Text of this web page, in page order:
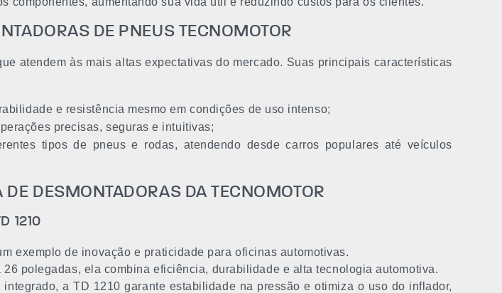
DE PNEUS TECNOMOTOR
atendem às mais altas expectativas do mercado. Suas principais características
e resistência mesmo em condições de uso intenso;
precisas, seguras e intuitivas;
tipos de pneus e rodas, atendendo desde carros populares até veículos
DESMONTADORAS DA TECNOMOTOR
1210
exemplo de inovação e praticidade para oficinas automotivas.
polegadas, ela combina eficiência, durabilidade e alta tecnologia automotiva.
a TD 1210 garante estabilidade na pressão e otimiza o uso do inflador,